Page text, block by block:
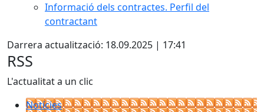
Informació dels contractes. Perfil del
contractant
Darrera actualització: 18.09.2025 | 17:41
RSS
L'actualitat a un clic
Notícies